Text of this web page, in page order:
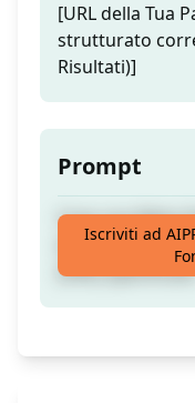
[URL della Tua
strutturato
Risultati)]
Prompt
Crea una Meta
base
[URL]
Iscriviti ad